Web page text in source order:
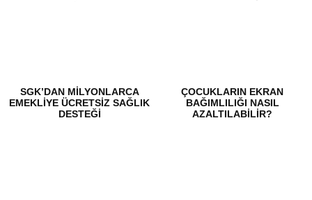
SGK’DAN MILYONLARCA
EMEKLIYE ÜCRETSIZ SAĞLIK
DESTEĞI
ÇOCUKLARIN EKRAN
BAĞIMLILIĞI NASIL
AZALTILABILIR?